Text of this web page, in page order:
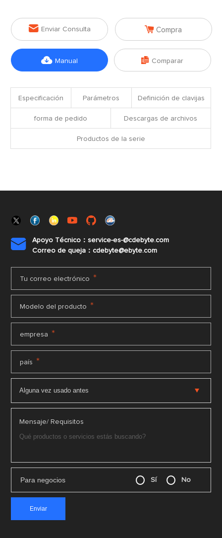
 Enviar Consulta  Compra
 Manual  Comparar
Especificación Parámetros Definición de clavijas
forma de pedido Descargas de archivos
Productos de la serie

Apoyo Técnico：service-es-@cdebyte.com
Correo de queja：cdebyte@ebyte.com
Tu correo electrónico *
Modelo del producto *
empresa *
país *
Mensaje/ Requisitos
Para negocios Sí No